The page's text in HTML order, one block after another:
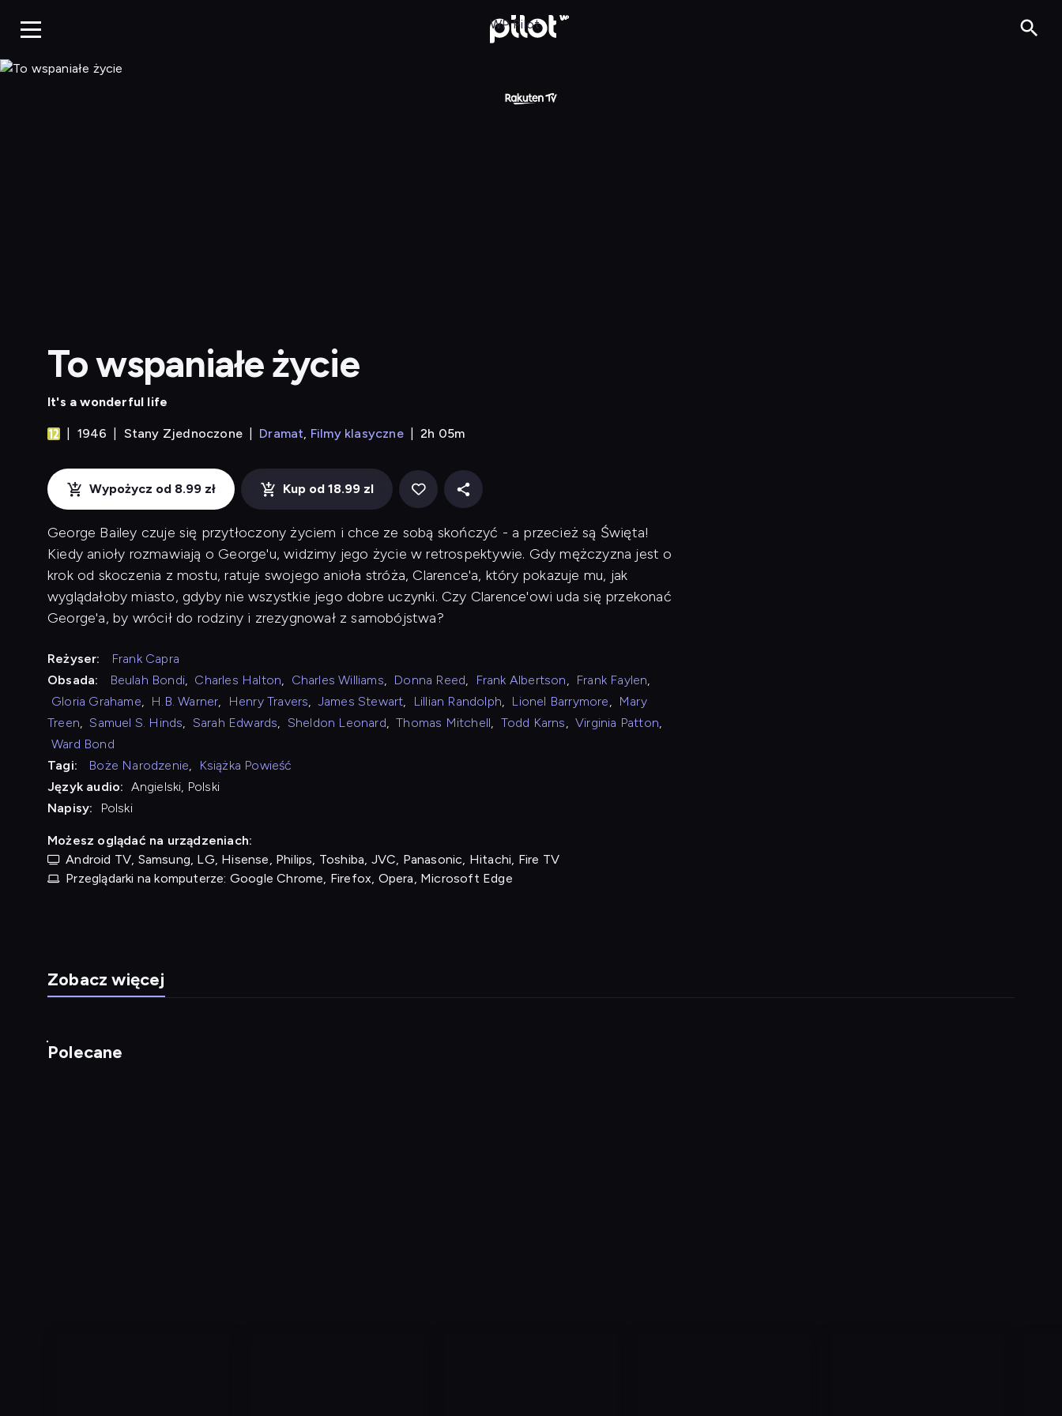
WP Pilot
To wspaniałe życie
It's a wonderful life
1946 Stany Zjednoczone Dramat Filmy klasyczne 2h 05m
Wypożycz od 8.99 zł Kup od 18.99 zl
George Bailey czuje się przytłoczony życiem i chce ze sobą skończyć - a przecież są Święta!
Kiedy anioły rozmawiają o George'u, widzimy jego życie w retrospektywie. Gdy mężczyzna jest o
krok od skoczenia z mostu, ratuje swojego anioła stróża, Clarence'a, który pokazuje mu, jak
wyglądałoby miasto, gdyby nie wszystkie jego dobre uczynki. Czy Clarence'owi uda się przekonać
George'a, by wrócił do rodziny i zrezygnował z samobójstwa?
Reżyser:
Frank Capra
Obsada:
Beulah Bondi, Charles Halton, Charles Williams, Donna Reed, Frank Albertson, Frank Faylen,
Gloria Grahame, H.B. Warner, Henry Travers, James Stewart, Lillian Randolph, Lionel Barrymore, Mary
Treen, Samuel S. Hinds, Sarah Edwards, Sheldon Leonard, Thomas Mitchell, Todd Karns, Virginia Patton,
Ward Bond
Tagi:
Boże Narodzenie,
Książka Powieść
Język audio: Angielski, Polski
Napisy:
Polski
Możesz oglądać na urządzeniach:
Android TV, Samsung, LG, Hisense, Philips, Toshiba, JVC, Panasonic, Hitachi, Fire TV
Przeglądarki na komputerze: Google Chrome, Firefox, Opera, Microsoft Edge
Zobacz więcej
Polecane